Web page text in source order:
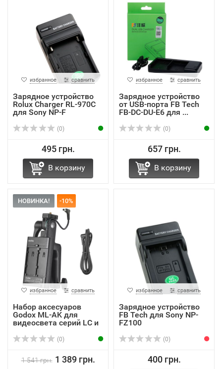
избранное сравнить
Зарядное устройство
Rolux Charger RL-970C
для Sony NP-F
(0)
495 грн.
В корзину
избранное сравнить
Зарядное устройство
от USB-порта FB Tech
FB-DC-DU-E6 для ...
(0)
657 грн.
В корзину
НОВИНКА! -10%
избранное сравнить
Набор аксесуаров
Godox ML-AK для
видеосвета серий LC и
(0)
1 541 грн. 1 389 грн.
избранное сравнить
Зарядное устройство
FB Tech для Sony NP-
FZ100
(0)
400 грн.